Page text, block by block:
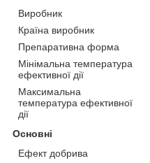
Виробник
Країна виробник
Препаративна форма
Мінімальна температура
ефективної дії
Максимальна
температура ефективної
дії
Основні
Ефект добрива